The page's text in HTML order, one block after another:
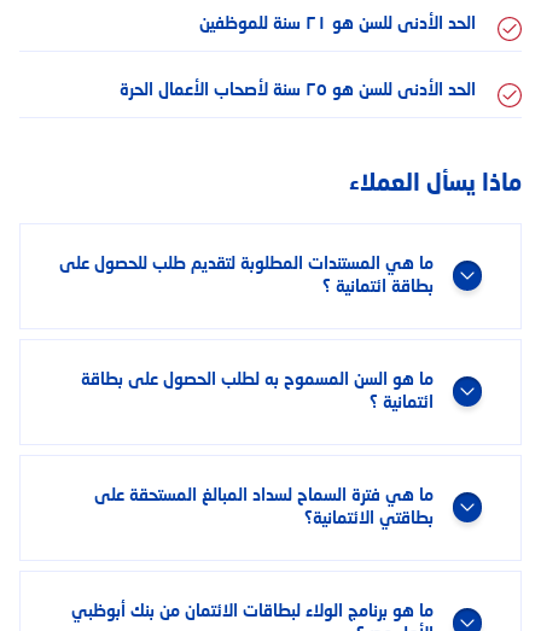
الحد الأدنى للسن هو ٢١ سنة للموظفين
الحد الأدنى للسن هو ٢٥ سنة لأصحاب الأعمال الحرة
ماذا يسأل العملاء
ما هي المستندات المطلوبة لتقديم طلب للحصول على
بطاقة ائتمانية ؟
ما هو السن المسموح به لطلب الحصول على بطاقة
ائتمانية ؟
ما هي فترة السماح لسداد المبالغ المستحقة على
بطاقتي الائتمانية؟
ما هو برنامج الولاء لبطاقات الائتمان من بنك أبوظبي